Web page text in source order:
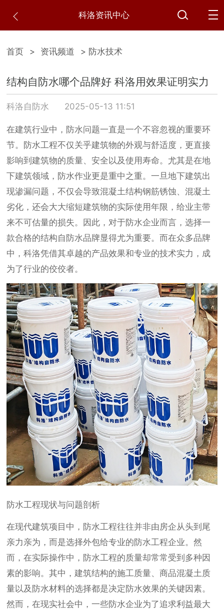
科洛资讯中心
首页 > 资讯频道 > 防水技术
结构自防水哪个品牌好 科洛用效果证明实力
科洛自防水 2025-05-13 11:51
在建筑行业中，防水问题一直是一个不容忽视的重要环
节。防水工程不仅关乎建筑物的外观与舒适度，更直接
影响到建筑物的质量、安全以及使用寿命。尤其是在地
下建筑领域，防水作业更是重中之重。一旦地下建筑出
现渗漏问题，不仅会导致混凝土结构钢筋锈蚀、混凝土
劣化，还会大大缩短建筑物的实际使用年限，给业主带
来不可估量的损失。因此，对于防水企业而言，选择一
款合格的结构自防水品牌显得尤为重要。而在众多品牌
中，科洛凭借其卓越的产品效果和专业的技术实力，成
为了行业的佼佼者。
防水工程现状与问题剖析
在现代建筑项目中，防水工程往往并非由房企从头到尾
亲力亲为，而是选择外包给专业的防水工程企业。然
而，在实际操作中，防水工程的质量却常常受到多种因
素的影响。其中，建筑结构的施工质量、商品混凝土质
量以及防水材料的选择都是决定防水效果的关键因素。
然而，在现实社会中，一些防水企业为了追求利益最大